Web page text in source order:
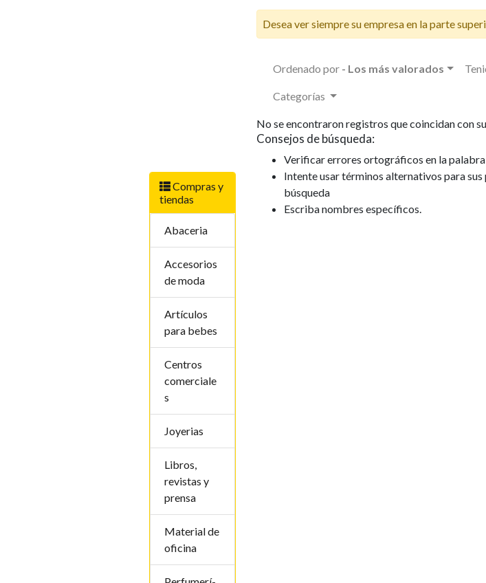
Compras y
tiendas
Abaceria
Accesorios
de moda
Artí­culos
para bebes
Centros
comerciale
s
Joyerias
Libros,
revistas y
prensa
Material de
oficina
Desea ver siempre su empresa en la parte
Ordenado por - Los más valorados
Categorías
No se encontraron registros que coincidan con
Consejos de búsqueda:
Verificar errores ortográficos en la
Intente usar términos alternativos para sus
búsqueda
Escriba nombres específicos.